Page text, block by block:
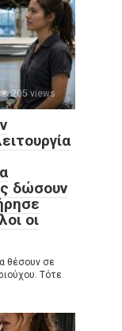
205 views
δώσουν
οι
θέσουν σε
Τότε